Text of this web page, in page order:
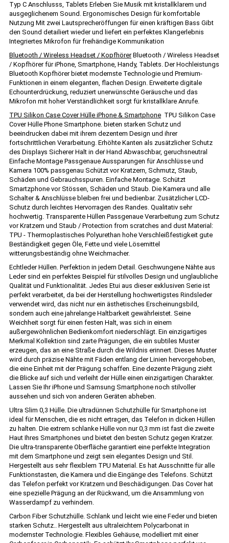
Typ C Anschlusss, Tablets Erleben Sie Musik mit kristallklarem und
ausgeglichenem Sound. Ergonomisches Design für komfortable
Nutzung Mit zwei Lautsprecheröffungen für einen kräftigen Bass Gibt
den Sound detailiert wieder und liefert ein perfektes Klangerlebnis
Integriertes Mikrofon für freihändige Kommunikation
Bluetooth / Wireless Headset / KopfhörerBluetooth / Wireless Headset
/ Kopfhörer für iPhone, Smartphone, Handy, Tablets. Der Hochleistungs
Bluetooth Kopfhörer bietet modernste Technologie und Premium-
Funktionen in einem eleganten, flachen Design. Erweiterte digitale
Echounterdrückung, reduziert unerwünschte Geräusche und das
Mikrofon mit hoher Verständlichkeit sorgt für kristallklare Anrufe.
TPU Silikon Case Cover Hülle iPhone & Smartphone TPU Silikon Case
Cover Hülle Phone Smartphone. bieten starken Schutz und
beeindrucken dabei mit ihrem dezentem Design und ihrer
fortschrittlichen Verarbeitung. Erhöhte Kanten als zusätzlicher Schutz
des Displays Sicherer Halt in der Hand Abwaschbar, geruchsneutral
Einfache Montage Passgenaue Aussparungen für Anschlüsse und
Kamera 100% passgenau Schützt vor Kratzern, Schmutz, Staub,
Schäden und Gebrauchsspuren. Einfache Montage. Schützt
Smartzphone vor Stössen, Schäden und Staub. Die Kamera und alle
Schalter & Anschlüsse bleiben frei und bedienbar. Zusätzlicher LCD-
Schutz durch leichtes Hervorragen des Randes. Qualitativ sehr
hochwertig. Transparente Hüllen Passgenaue Verarbeitung zum Schutz
vor Kratzern und Staub / Protection from scratches and dust Material:
TPU - Thermoplastisches Polyurethan hohe Verschleißfestigkeit gute
Beständigkeit gegen Öle, Fette und viele Lösemittel
witterungsbeständig ohne Weichmacher.
Echtleder Hüllen. Perfektion in jedem Detail. Geschwungene Nähte aus
Leder sind ein perfektes Beispiel für stilvolles Design und unglaubliche
Qualität und Funktionalität. Jedes Etui aus dieser exklusiven Serie ist
perfekt verarbeitet, da bei der Herstellung hochwertigstes Rindsleder
verwendet wird, das nicht nur ein ästhetisches Erscheinungsbild,
sondern auch eine jahrelange Haltbarkeit gewährleistet. Seine
Weichheit sorgt für einen festen Halt, was sich in einem
außergewöhnlichen Bedienkomfort niederschlägt. Ein einzigartiges
Merkmal Kollektion sind zarte Prägungen, die ein subtiles Muster
erzeugen, das an eine Straße durch die Wildnis erinnert. Dieses Muster
wird durch präzise Nähte mit Fäden entlang der Linien hervorgehoben,
die eine Einheit mit der Prägung schaffen. Eine dezente Prägung zieht
die Blicke auf sich und verleiht der Hülle einen einzigartigen Charakter.
Lassen Sie Ihr iPhone und Samsung Smartphone noch stilvoller
aussehen und sich von anderen Geräten abheben.
Ultra Slim 0,3 Hülle. Die ultradünnen Schutzhülle für Smartphone ist
ideal für Menschen, die es nicht ertragen, das Telefon in dicken Hüllen
zu halten. Die extrem schlanke Hülle von nur 0,3 mm ist fast die zweite
Haut Ihres Smartphones und bietet den besten Schutz gegen Kratzer.
Die ultra-transparente Oberfläche garantiert eine perfekte Integration
mit dem Smartphone und zeigt sein elegantes Design und Stil.
Hergestellt aus sehr flexiblem TPU Material. Es hat Ausschnitte für alle
Funktionstasten, die Kamera und die Eingänge des Telefons. Schützt
das Telefon perfekt vor Kratzern und Beschädigungen. Das Cover hat
eine spezielle Prägung an der Rückwand, um die Ansammlung von
Wasserdampf zu verhindern.
Carbon Fiber Schutzhülle. Schlank und leicht wie eine Feder und bieten
starken Schutz.. Hergestellt aus ultraleichtem Polycarbonat in
modernster Technologie. Flexibles Gehäuse, modelliert mit einer